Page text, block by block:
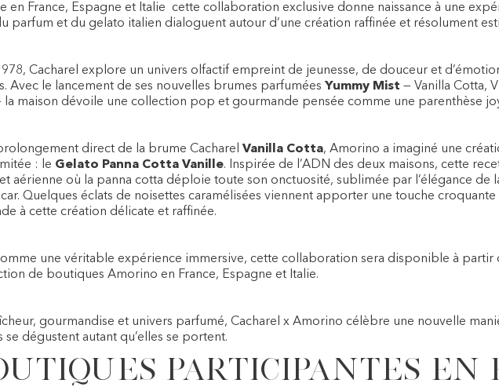
en France, Espagne et Italie cette collaboration exclusive donne naissance à une
parfum et du gelato italien dialoguent autour d’une création raffinée et résolument
Cacharel explore un univers olfactif empreint de jeunesse, de douceur et
Avec le lancement de ses nouvelles brumes parfumées Yummy Mist — Vanilla Cotta,
la maison dévoile une collection pop et gourmande pensée comme une parenthèse
direct de la brume Cacharel Vanilla Cotta, Amorino a imaginé une
: le Gelato Panna Cotta Vanille. Inspirée de l’ADN des deux maisons, cette
aérienne où la panna cotta déploie toute son onctuosité, sublimée par l’élégance de
Quelques éclats de noisettes caramélisées viennent apporter une touche
à cette création délicate et raffinée.
une véritable expérience immersive, cette collaboration sera disponible à partir
de boutiques Amorino en France, Espagne et Italie.
gourmandise et univers parfumé, Cacharel x Amorino célèbre une nouvelle
se dégustent autant qu’elles se portent.
participantes en